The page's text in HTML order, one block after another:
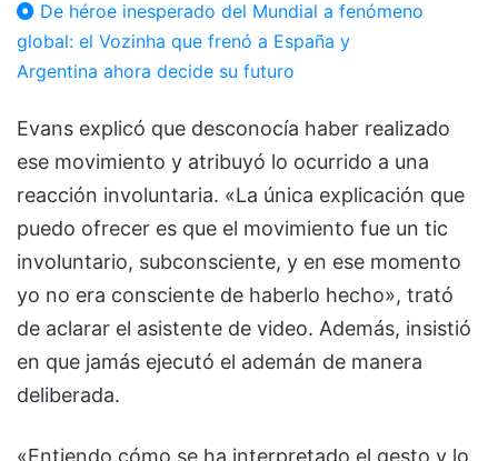
De héroe inesperado del Mundial a fenómeno
global: el Vozinha que frenó a España y
Argentina ahora decide su futuro
Evans explicó que desconocía haber realizado
ese movimiento y atribuyó lo ocurrido a una
reacción involuntaria. «La única explicación que
puedo ofrecer es que el movimiento fue un tic
involuntario, subconsciente, y en ese momento
yo no era consciente de haberlo hecho», trató
de aclarar el asistente de video. Además, insistió
en que jamás ejecutó el ademán de manera
deliberada.
«Entiendo cómo se ha interpretado el gesto y lo